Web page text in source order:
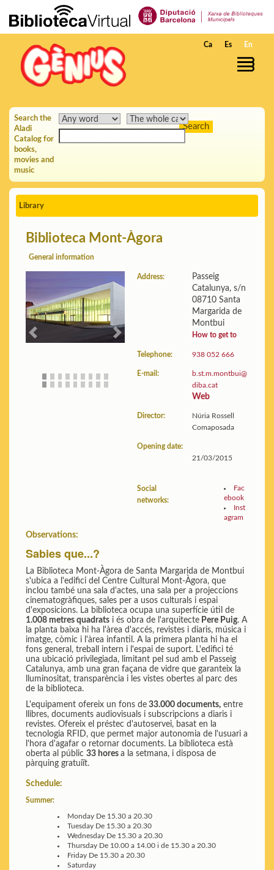
Skip to Main Content
Ca Es En
Search the
Aladi
Catalog for
books,
movies and
music
Library
Biblioteca Mont-Àgora
General information
Previous Next
Statistics: View data
Library guide
Address:
Passeig
Catalunya, s/n
08710 Santa
Margarida de
Montbui
How to get to
Telephone: 938 052 666
E-mail:
b.st.m.montbui@
diba.cat
Web
Director:
Núria Rossell
Comaposada
Opening date:
21/03/2015
Social
networks:
Fac
ebook
Inst
agram
Observations:
Sabies que...?
La Biblioteca Mont-Àgora de Santa Margarida de Montbui
s'ubica a l'edifici del Centre Cultural Mont-Àgora, que
inclou també una sala d'actes, una sala per a projeccions
cinematogràfiques, sales per a usos culturals i espai
d'exposicions. La biblioteca ocupa una superfície útil de
1.008 metres quadrats i és obra de l'arquitecte Pere Puig. A
la planta baixa hi ha l'àrea d'accés, revistes i diaris, música i
imatge, còmic i l'àrea infantil. A la primera planta hi ha el
fons general, treball intern i l'espai de suport. L'edifici té
una ubicació privilegiada, limitant pel sud amb el Passeig
Catalunya, amb una gran façana de vidre que garanteix la
lluminositat, transparència i les vistes obertes al parc des
de la biblioteca.
L'equipament ofereix un fons de 33.000 documents, entre
llibres, documents audiovisuals i subscripcions a diaris i
revistes. Ofereix el préstec d'autoservei, basat en la
tecnologia RFID, que permet major autonomia de l'usuari a
l'hora d'agafar o retornar documents. La biblioteca està
oberta al públic 33 hores a la setmana, i disposa de
pàrquing gratuiït.
Schedule:
Summer:
Monday De 15.30 a 20.30
Tuesday De 15.30 a 20.30
Wednesday De 15.30 a 20.30
Thursday De 10.00 a 14.00 i de 15.30 a 20.30
Friday De 15.30 a 20.30
Saturday